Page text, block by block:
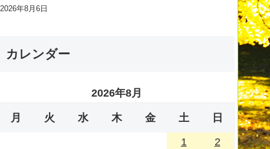
2026年8月6日
カレンダー
2026年8月
月 火 水 木 金 土 日
1
2